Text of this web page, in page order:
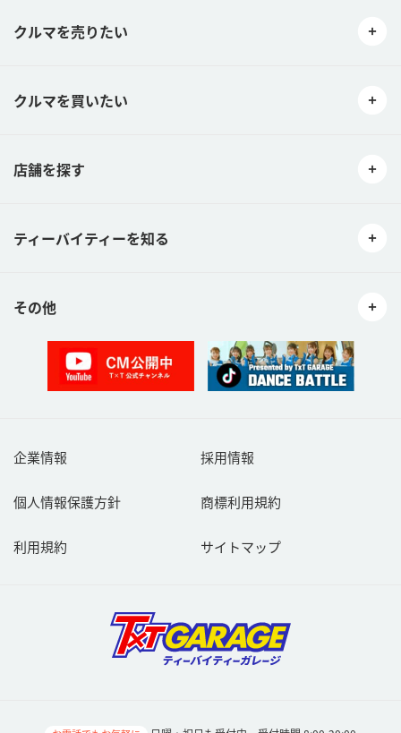
クルマを売りたい
クルマを買いたい
店舗を探す
ティーバイティーを知る
その他
企業情報 採用情報
個人情報保護方針 商標利用規約
利用規約 サイトマップ